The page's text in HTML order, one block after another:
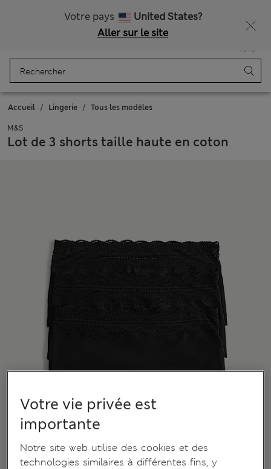
Votre pays
United States?
Aller sur le site
Panier
Accueil Lingerie Tous les modèles
M&S
Lot de 3 shorts taille haute en coton
Votre vie privée est
importante
Notre site web utilise des cookies et des
technologies similaires à différentes fins, y